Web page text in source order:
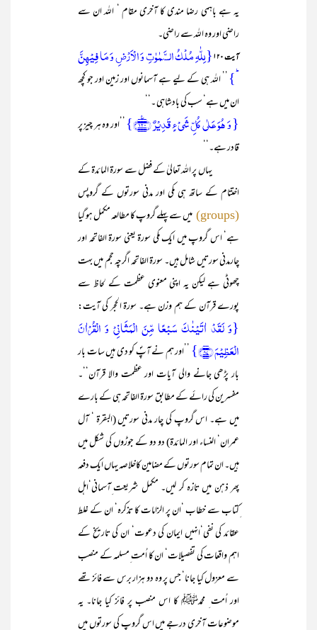
یہ ہے باہمی رضا مندی کا آخری مقام ‘ اللہ ان سے
راضی اور وہ اللہ سے راضی۔
آیت ۱۲۰
{لِلّٰہِ مُلۡکُ السَّمٰوٰتِ وَ الۡاَرۡضِ وَ مَا فِیۡہِنَّ
ؕ} ’’ اللہ ہی کے لیے ہے آسمانوں اور زمین اور جو کچھ
ان میں ہے‘ سب کی بادشاہی ۔‘‘
{ وَ ہُوَ عَلٰی کُلِّ شَیۡءٍ قَدِیۡرٌ ﴿۱۲۰﴾٪}
’’اور وہ ہر چیز پر
قادر ہے۔‘‘
یہاں پر اللہ تعالیٰ کے فضل سے سورۃ المائدۃ کے
اختتام کے ساتھ ہی مکی اور مدنی سورتوں کے گروپس
(groups)
میں سے پہلے گروپ کا مطالعہ مکمل ہو گیا
ہے‘ اس گروپ میں ایک مکی سورۃ یعنی سورۃ الفاتحہ اور
چارمدنی سورتیں شامل ہیں۔ سورۃ الفاتحہ اگرچہ حجم میں بہت
چھوٹی ہے لیکن یہ اپنی معنوی عظمت کے لحاظ سے
پورے قرآن کے ہم وزن ہے۔ سورۃ الحجر کی آیت:
{وَ لَقَدۡ اٰتَیۡنٰکَ سَبۡعًا مِّنَ الۡمَثَانِیۡ وَ الۡقُرۡاٰنَ
الۡعَظِیۡمَ ﴿۸۷﴾}
’’اور ہم نے آپؐ کو دی ہیں سات بار
بار پڑھی جانے والی آیات اور عظمت والا قرآن‘‘۔
مفسرین کی رائے کے مطابق سورۃ الفاتحہ ہی کے بارے
میں ہے۔ اس گروپ کی چار مدنی سورتیں (البقرۃ ‘ آل
عمران‘ النساء اور المائدۃ) دو دو کے جوڑوں کی شکل میں
ہیں۔ ان تمام سورتوں کے مضامین کاخلاصہ یہاں ایک دفعہ
پھر ذہن میں تازہ کر لیں۔ مکمل شریعت ِآسمانی‘اہل
ِکتاب سے خطاب ‘ان پر الزامات کا تذکرہ‘ ان کے غلط
عقائد کی نفی‘انہیں ایمان کی دعوت‘ ان کی تاریخ کے
اہم واقعات کی تفصیلات‘ ان کا اُمت ِمسلمہ کے منصب
سے معزول کیا جانا‘ جس پر وہ دو ہزار برس سے فائز تھے
اور اُمت ِ محمدﷺ کا اس منصب پر فائز کیا جانا۔ یہ
موضوعات آخری درجے میں اس گروپ کی سورتوں میں